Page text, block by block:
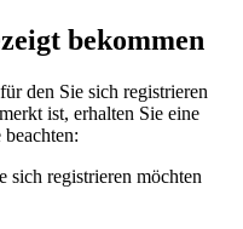
bekommen
den Sie sich registrieren
ist, erhalten Sie eine
sich registrieren möchten